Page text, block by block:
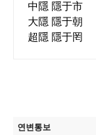
中隱 隱于市
大隱 隱于朝
超隱 隱于罔
연변통보